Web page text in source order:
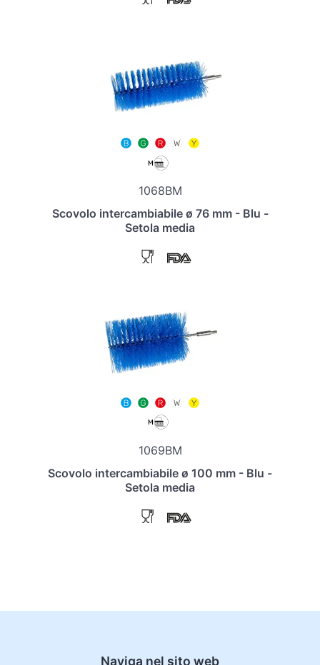
1068BM
Scovolo intercambiabile ø 76 mm - Blu -
Setola media
1069BM
Scovolo intercambiabile ø 100 mm - Blu -
Setola media
Naviga nel sito web